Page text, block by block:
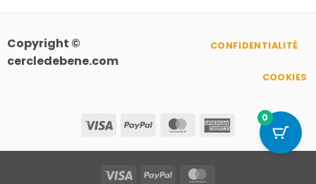
Copyright ©
cercledebene.com
Visa PayPal MasterCardAmerican
Express
CONFIDENTIALITÉ
COOKIES
Visa PayPal
0